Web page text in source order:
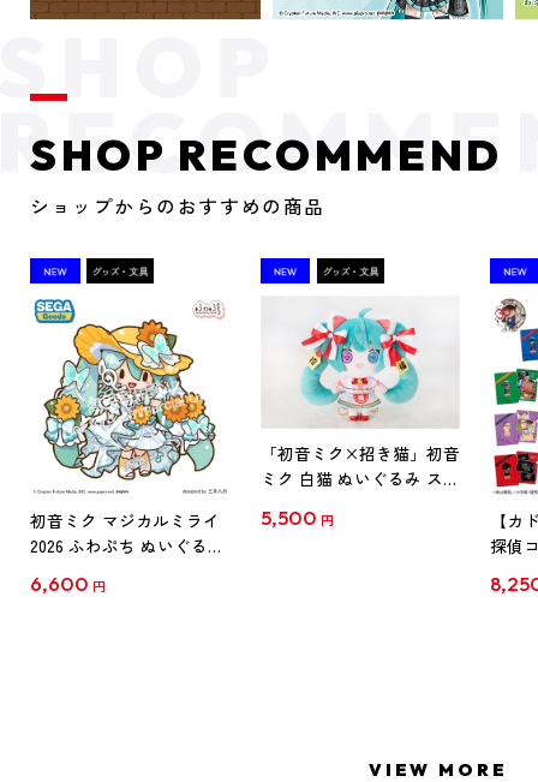
SHOP RECOMMEND
ショップからのおすすめの商品
初音ミク マジカルミライ
2026 ふわぷち ぬいぐるみ
6,600 円
「初音ミク×招き猫」初音
ミク 白猫 ぬいぐるみ スタ
5,500 円
【カ
探偵
クリ
VIEW MORE